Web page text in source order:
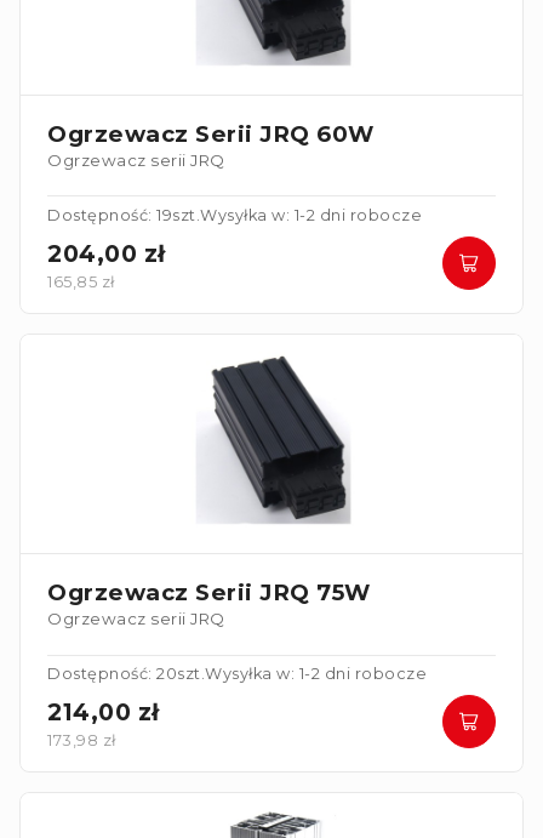
Ogrzewacz Serii JRQ 60W
Ogrzewacz serii JRQ
Dostępność: 19szt.Wysyłka w: 1-2 dni robocze
204,00 zł
165,85 zł
Ogrzewacz Serii JRQ 75W
Ogrzewacz serii JRQ
Dostępność: 20szt.Wysyłka w: 1-2 dni robocze
214,00 zł
173,98 zł